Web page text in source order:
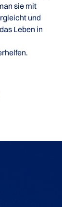
sie mit
und
Leben in